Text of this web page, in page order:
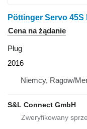
Pöttinger Servo 45S
Cena na żądanie
Pług
2016
Niemcy, Ragow/
S&L Connect GmbH